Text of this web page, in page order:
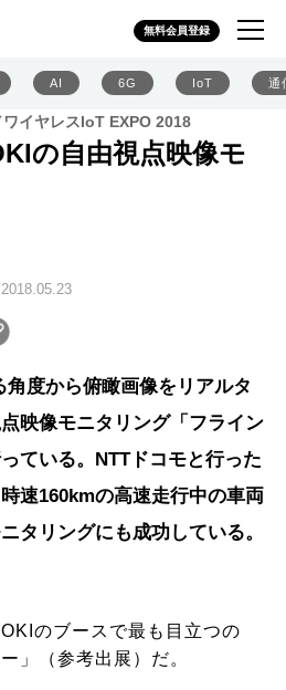
無料会員登録
AI 6G IoT 通
イヤレスIoT EXPO 2018
の自由視点映像モ
2018.05.23
度から俯瞰画像をリアルタ
映像モニタリング「フライン
ている。NTTドコモと行った
速160kmの高速走行中の車両
タリングにも成功している。
のブースで最も目立つの
」（参考出展）だ。